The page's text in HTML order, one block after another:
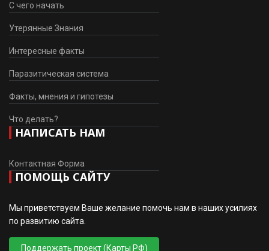
С чего начать
Утерянные Знания
Интересные факты
Паразитическая система
Факты, мнения и гипотезы
Что делать?
НАПИСАТЬ НАМ
Контактная Форма
ПОМОЩЬ САЙТУ
Мы приветствуем Ваше желание помочь нам в наших усилиях
по развитию сайта.
Поддержать проект (Карты РФ)